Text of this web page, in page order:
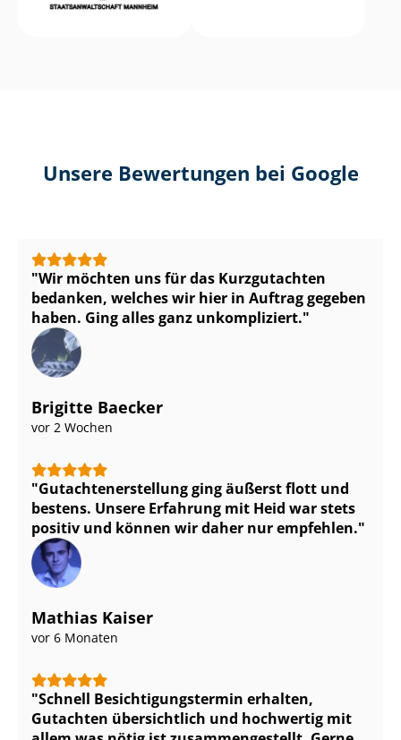
Unsere Bewertungen bei Google
Wir möchten uns für das Kurzgutachten
bedanken, welches wir hier in Auftrag gegeben
haben. Ging alles ganz unkompliziert.
Brigitte Baecker
vor 2 Wochen
Gut­ach­ten­er­stel­lung ging äußerst flott und
bestens. Unsere Erfahrung mit Heid war stets
positiv und können wir daher nur empfehlen.
Mathias Kaiser
vor 6 Monaten
Schnell Be­sich­ti­gungs­ter­min erhalten,
Gutachten übersichtlich und hochwertig mit